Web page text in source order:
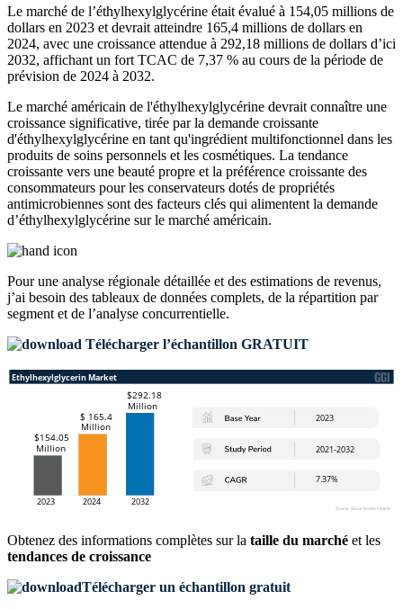
Le marché de l’éthylhexylglycérine était évalué à 154,05 millions de
dollars en 2023 et devrait atteindre 165,4 millions de dollars en
2024, avec une croissance attendue à 292,18 millions de dollars d’ici
2032, affichant un fort TCAC de 7,37 % au cours de la période de
prévision de 2024 à 2032.
Le marché américain de l'éthylhexylglycérine devrait connaître une
croissance significative, tirée par la demande croissante
d'éthylhexylglycérine en tant qu'ingrédient multifonctionnel dans les
produits de soins personnels et les cosmétiques. La tendance
croissante vers une beauté propre et la préférence croissante des
consommateurs pour les conservateurs dotés de propriétés
antimicrobiennes sont des facteurs clés qui alimentent la demande
d’éthylhexylglycérine sur le marché américain.
Pour une analyse régionale détaillée et des estimations de revenus,
j’ai besoin des tableaux de données complets, de la répartition par
segment et de l’analyse concurrentielle.
Télécharger l’échantillon GRATUIT
Obtenez des informations complètes sur la taille du marché et les
tendances de croissance
Télécharger un échantillon gratuit